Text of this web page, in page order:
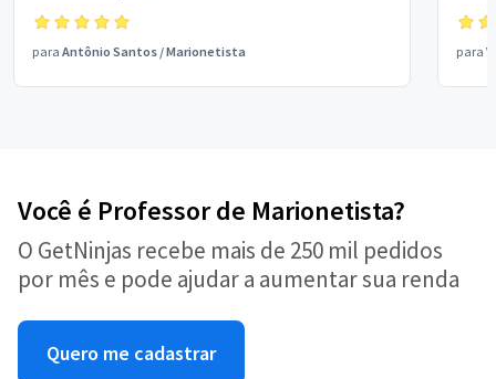
para Antônio Santos /Marionetista para
Você é Professor de Marionetista?
O GetNinjas recebe mais de 250 mil pedidos
por mês e pode ajudar a aumentar sua renda
Quero me cadastrar